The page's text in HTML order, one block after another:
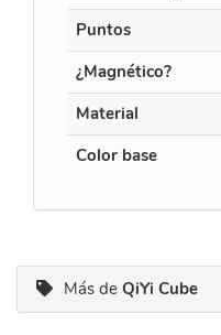
Puntos
¿Magnético?
Material
Color base
Más de QiYi Cube